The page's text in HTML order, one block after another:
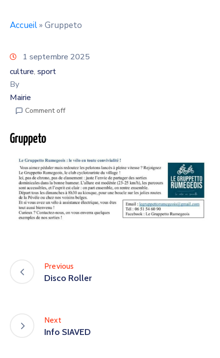
Accueil» Gruppeto
1 septembre 2025
culture‚ sport
By
Mairie
Comment off
Gruppeto
Previous
Disco Roller
Next
Info SIAVED